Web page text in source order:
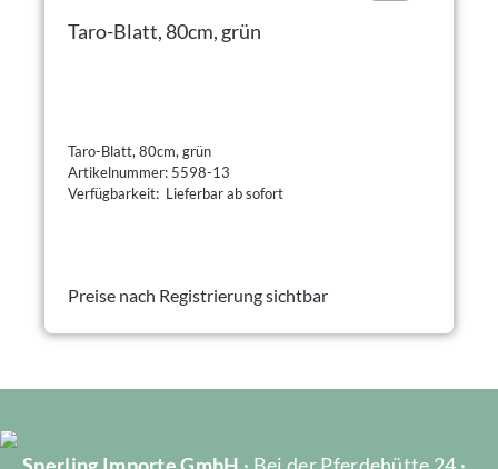
Taro-Blatt, 80cm, grün
Taro-Blatt, 80cm, grün
Artikelnummer: 5598-13
Verfügbarkeit: Lieferbar ab sofort
Preise nach Registrierung sichtbar